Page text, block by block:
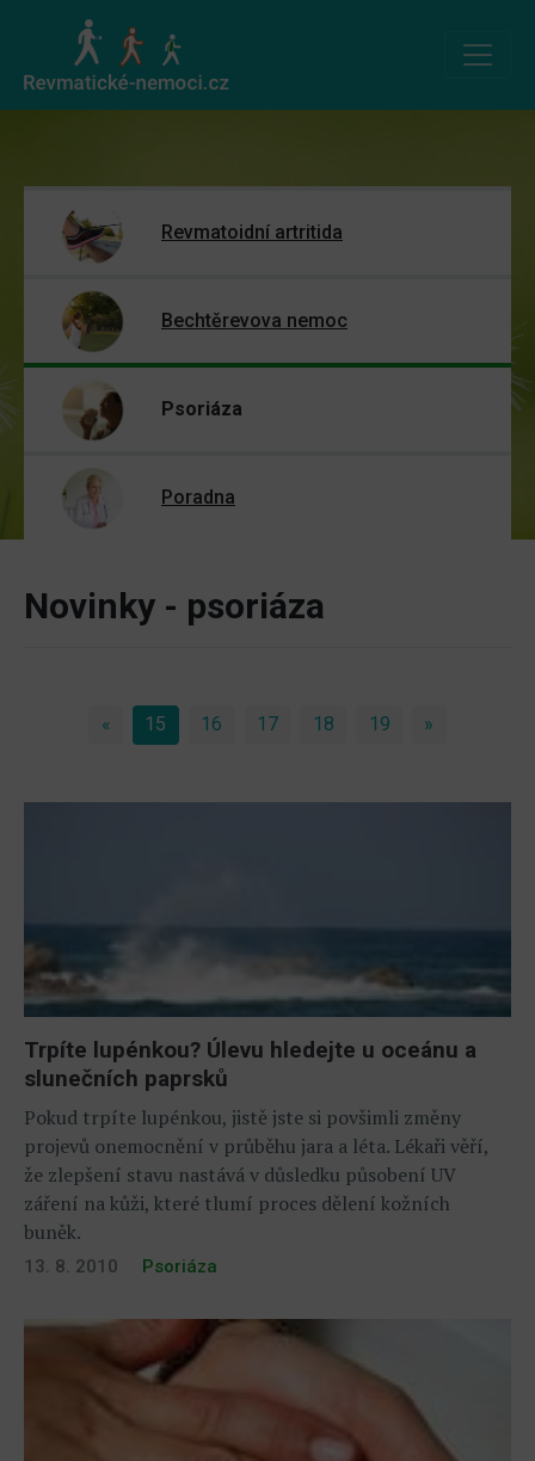
Revmatoidní artritida
Bechtěrevova nemoc
Psoriáza
Poradna
Novinky - psoriáza
« Previous
15 (current)
16 17 18 19 »
Trpíte lupénkou? Úlevu hledejte u oceánu a
slunečních paprsků
Pokud trpíte lupénkou, jistě jste si povšimli změny
projevů onemocnění v průběhu jara a léta. Lékaři věří,
že zlepšení stavu nastává v důsledku působení UV
záření na kůži, které tlumí proces dělení kožních
buněk.
13. 8. 2010 Psoriáza